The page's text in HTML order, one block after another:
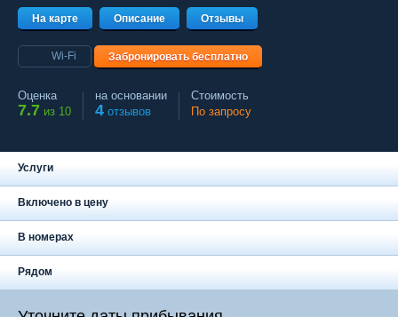
На карте Описание Отзывы
Wi-Fi Забронировать бесплатно
Оценка
7.7 из 10
на основании
4 отзывов
Стоимость
По запросу
Услуги
Включено в цену
В номерах
Рядом
Как оплатить
Контакты
в социальных сетях
Бесплатный по России
8 (800) 222-58-32
Петербург
+7 (812) 418-22-18
Полная версия сайта